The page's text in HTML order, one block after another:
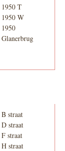
1950 T
1950 W
1950
Glanerbrug
B straat
D straat
F straat
H straat